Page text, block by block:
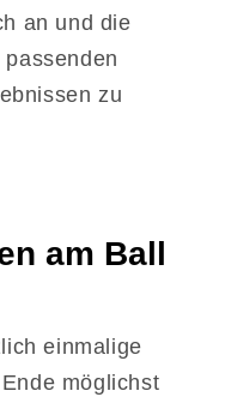
an und die
zu
am Ball
einmalige
möglichst